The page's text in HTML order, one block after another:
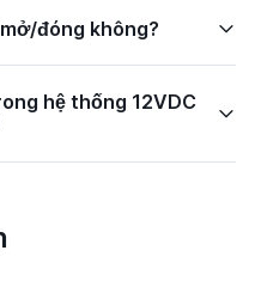
đóng không?
hệ thống 12VDC